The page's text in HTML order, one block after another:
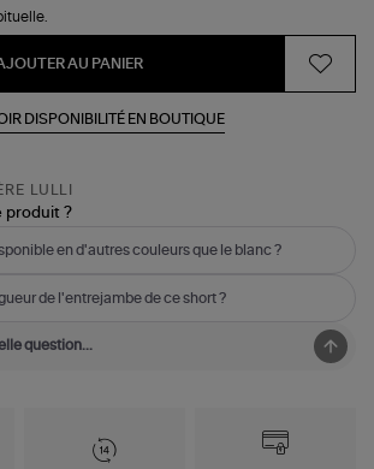
AU PANIER
DISPONIBILITÉ EN BOUTIQUE
LULLI
produit ?
en d'autres couleurs que le blanc ?
de l'entrejambe de ce short ?